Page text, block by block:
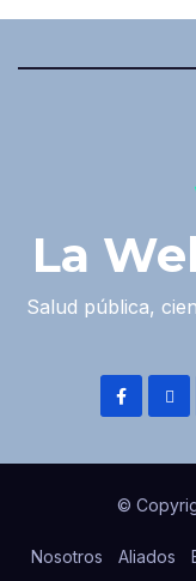
La
Salud pública,
©
Nosotros Aliados